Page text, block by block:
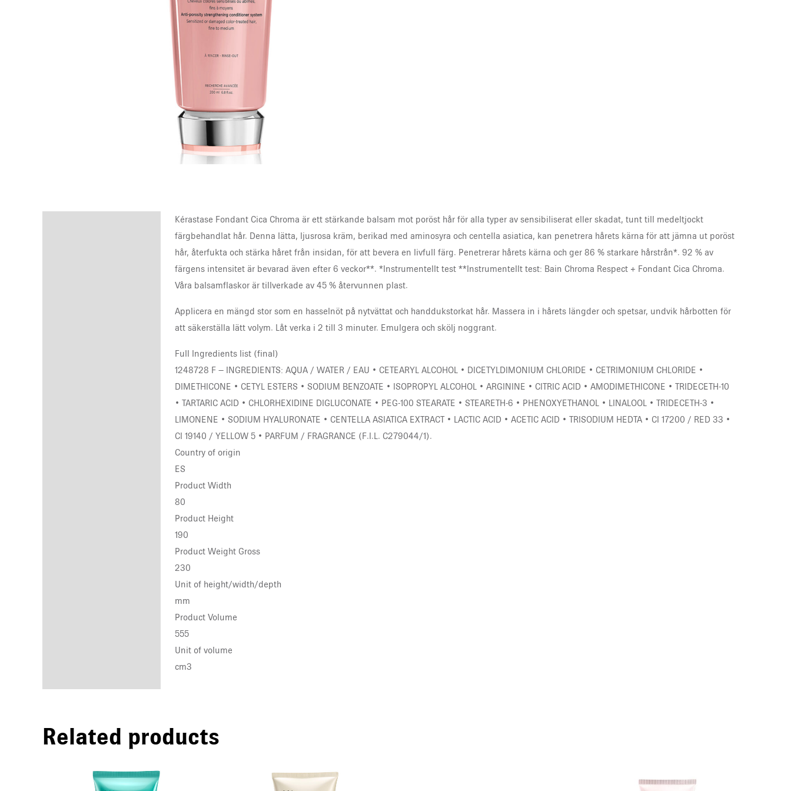
Kérastase Fondant Cica Chroma är ett stärkande balsam mot poröst hår för alla typer av sensibiliserat eller skadat, tunt till medeltjockt
färgbehandlat hår. Denna lätta, ljusrosa kräm, berikad med aminosyra och centella asiatica, kan penetrera hårets kärna för att jämna ut poröst
hår, återfukta och stärka håret från insidan, för att bevera en livfull färg. Penetrerar hårets kärna och ger 86 % starkare hårstrån*. 92 % av
färgens intensitet är bevarad även efter 6 veckor**. *Instrumentellt test **Instrumentellt test: Bain Chroma Respect + Fondant Cica Chroma.
Våra balsamflaskor är tillverkade av 45 % återvunnen plast.
Applicera en mängd stor som en hasselnöt på nytvättat och handdukstorkat hår. Massera in i hårets längder och spetsar, undvik hårbotten för
att säkerställa lätt volym. Låt verka i 2 till 3 minuter. Emulgera och skölj noggrant.
Full Ingredients list (final)
1248728 F – INGREDIENTS: AQUA / WATER / EAU • CETEARYL ALCOHOL • DICETYLDIMONIUM CHLORIDE • CETRIMONIUM CHLORIDE •
DIMETHICONE • CETYL ESTERS • SODIUM BENZOATE • ISOPROPYL ALCOHOL • ARGININE • CITRIC ACID • AMODIMETHICONE • TRIDECETH-10
• TARTARIC ACID • CHLORHEXIDINE DIGLUCONATE • PEG-100 STEARATE • STEARETH-6 • PHENOXYETHANOL • LINALOOL • TRIDECETH-3 •
LIMONENE • SODIUM HYALURONATE • CENTELLA ASIATICA EXTRACT • LACTIC ACID • ACETIC ACID • TRISODIUM HEDTA • CI 17200 / RED 33 •
CI 19140 / YELLOW 5 • PARFUM / FRAGRANCE (F.I.L. C279044/1).
Country of origin
ES
Product Width
80
Product Height
190
Product Weight Gross
230
Unit of height/width/depth
mm
Product Volume
555
Unit of volume
cm3
Related products